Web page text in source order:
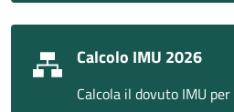
Calcolo IMU 2026
Calcola il dovuto IMU